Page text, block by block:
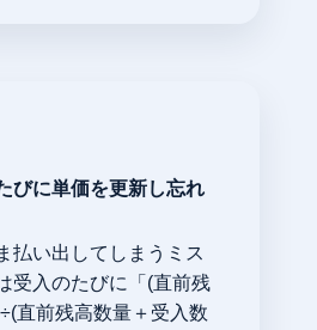
びに単価を更新し忘れ
払い出してしまうミス
受入のたびに「(直前残
直前残高数量＋受入数